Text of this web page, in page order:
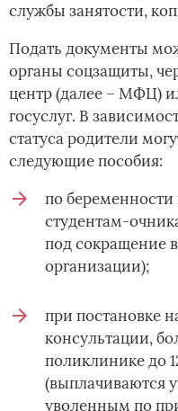
службы занятости,
Подать документы
органы соцзащиты,
центр (далее – МФЦ)
госуслуг. В
статуса родители
следующие пособия:
по
студентам-
под сокращение
организации);
при постановке
консультации,
поликлинике до
(выплачиваются
уволенным по